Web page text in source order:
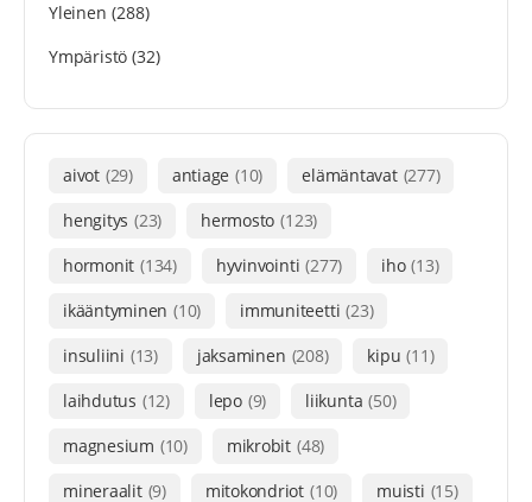
Yleinen (288)
Ympäristö (32)
aivot (29) antiage (10) elämäntavat (277)
hengitys (23) hermosto (123)
hormonit (134) hyvinvointi (277) iho (13)
ikääntyminen (10) immuniteetti (23)
insuliini (13) jaksaminen (208) kipu (11)
laihdutus (12) lepo (9) liikunta (50)
magnesium (10) mikrobit (48)
mineraalit (9) mitokondriot (10) muisti (15)